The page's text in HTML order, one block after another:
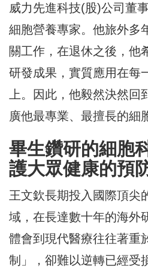
威力先進科技(股)公司董
細胞營養專家。他旅外多
關工作，在退休之後，他
研發成果，實質應用在每
上。因此，他毅然決然回
廣他最專業、最擅長的細
畢生鑽研的細胞
護大眾健康的預
王文欽長期投入國際頂尖
域，在長達數十年的海外
體會到現代醫療往往著重
制」，卻難以逆轉已經受